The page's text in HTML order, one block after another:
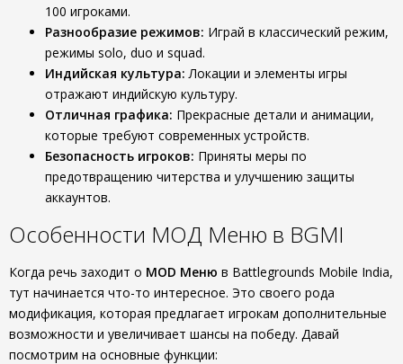
100 игроками.
Разнообразие режимов: Играй в классический режим,
режимы solo, duo и squad.
Индийская культура: Локации и элементы игры
отражают индийскую культуру.
Отличная графика: Прекрасные детали и анимации,
которые требуют современных устройств.
Безопасность игроков: Приняты меры по
предотвращению читерства и улучшению защиты
аккаунтов.
Особенности МОД Меню в BGMI
Когда речь заходит о MOD Меню в Battlegrounds Mobile India,
тут начинается что-то интересное. Это своего рода
модификация, которая предлагает игрокам дополнительные
возможности и увеличивает шансы на победу. Давай
посмотрим на основные функции: